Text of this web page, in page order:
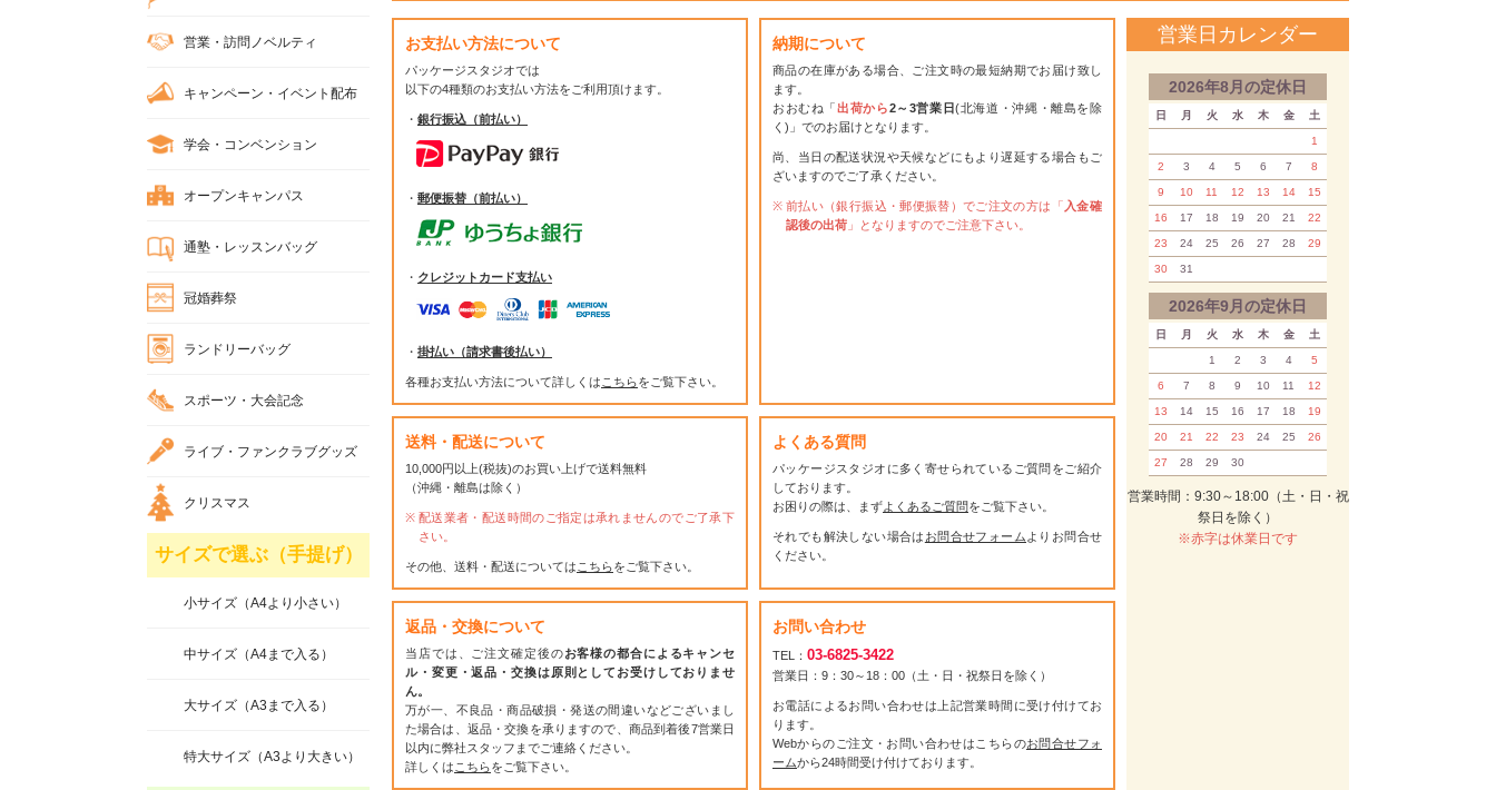
お支払い方法について
パッケージスタジオでは
以下の4種類のお支払い方法をご利用頂けます。
・ 銀行振込（前払い）
・ 郵便振替（前払い）
・ クレジットカード支払い
・ 掛払い（請求書後払い）
各種お支払い方法について詳しくは こちらをご覧下さい。
納期について
商品の在庫がある場合、ご注文時の最短納期でお届け致し
ます。
おおむね「出荷から2～3営業日(北海道・沖縄・離島を除
く)」でのお届けとなります。
尚、当日の配送状況や天候などにもより遅延する場合もご
ざいますのでご了承ください。
前払い（銀行振込・郵便振替）でご注文の方は「 入金確
認後の出荷 」となりますのでご注意下さい。
送料・配送について
10,000円以上(税抜)のお買い上げで送料無料
（沖縄・離島は除く）
配送業者・配送時間のご指定は承れませんのでご了承下
さい。
その他、送料・配送については こちらをご覧下さい。
よくある質問
パッケージスタジオに多く寄せられているご質問をご紹介
しております。
お困りの際は、まずよくあるご質問をご覧下さい。
それでも解決しない場合は お問合せフォーム よりお問合せ
ください。
返品・交換について
当店では、ご注文確定後のお客様の都合によるキャンセ
ル・変更・返品・交換は原則としてお受けしておりませ
ん。
万が一、不良品・商品破損・発送の間違いなどございまし
た場合は、返品・交換を承りますので、商品到着後7営業日
以内に弊社スタッフまでご連絡ください。
詳しくは こちらをご覧下さい。
お問い合わせ
TEL： 03-6825-3422
営業日：9：30～18：00（土・日・祝祭日を除く）
お電話によるお問い合わせは上記営業時間に受け付けてお
ります。
Webからのご注文・お問い合わせはこちらのお問合せフォ
ームから24時間受け付けております。
営業日カレンダー
2026年8月の定休日
日 月 火 水 木 金 土
1
2 3 4 5 6 7 8
9 10 11 12 13 14 15
16 17 18 19 20 21 22
23 24 25 26 27 28 29
30 31
2026年9月の定休日
日 月 火 水 木 金 土
1 2 3 4 5
6 7 8 9 10 11 12
13 14 15 16 17 18 19
20 21 22 23 24 25 26
27 28 29 30
営業時間：9:30～18:00（土・日・祝
祭日を除く）
※赤字は休業日です
営業・訪問ノベルティ
キャンペーン・イベント配布
学会・コンベンション
オープンキャンパス
通塾・レッスンバッグ
冠婚葬祭
ランドリーバッグ
スポーツ・大会記念
ライブ・ファンクラブグッズ
クリスマス
サイズで選ぶ（手提げ）
小サイズ（A4より小さい）
中サイズ（A4まで入る）
大サイズ（A3まで入る）
特大サイズ（A3より大きい）